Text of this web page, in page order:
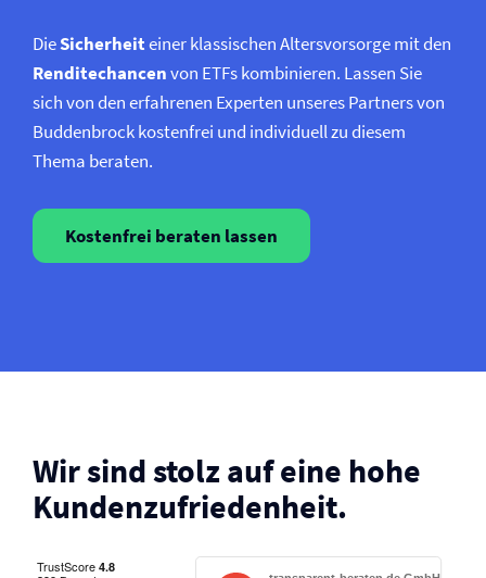
DieSicherheiteiner klassischen Altersvorsorge mit den
Renditechancenvon ETFs kombinieren. Lassen Sie
sich von den erfahrenen Experten unseres Partners von
Buddenbrock kostenfrei und individuell zu diesem
Thema beraten.
Kostenfrei beraten lassen
Wir sind stolz auf eine hohe
Kunden­zufriedenheit.